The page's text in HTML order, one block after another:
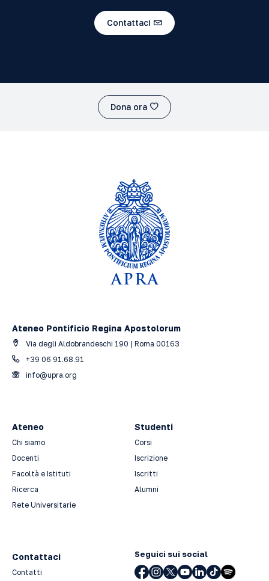
Contattaci
Dona ora
Ateneo Pontificio Regina Apostolorum
Via degli Aldobrandeschi 190 | Roma 00163
+39 06 91.68.91
info@upra.org
Ateneo
Chi siamo
Docenti
Facoltà e Istituti
Ricerca
Rete Universitarie
Studenti
Corsi
Iscrizione
Iscritti
Alumni
Contattaci
Contatti
Seguici sui social